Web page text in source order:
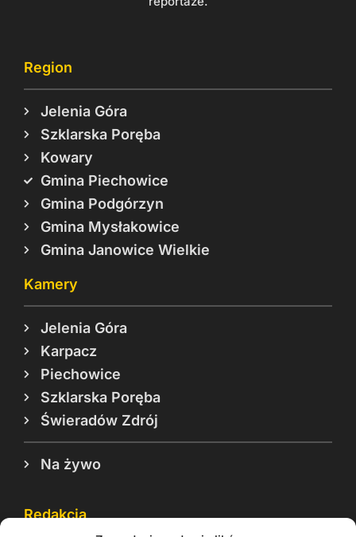
Region
Jelenia Góra
Szklarska Poręba
Kowary
Gmina Piechowice
Gmina Podgórzyn
Gmina Mysłakowice
Gmina Janowice Wielkie
Kamery
Jelenia Góra
Karpacz
Piechowice
Szklarska Poręba
Świeradów Zdrój
Na żywo
Redakcja